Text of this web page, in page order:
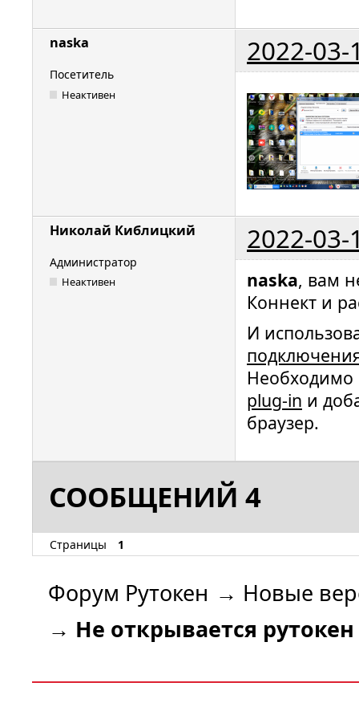
naska 2022-03-
Посетитель
Неактивен
Николай Киблицкий 2022-03-
Администратор
Неактивен naska, вам
Коннект и
И
Необходимо
plug-in и
браузер.
СООБЩЕНИЙ 4
Страницы 1
Форум Рутокен → Новые
→ Не открывается рутокен